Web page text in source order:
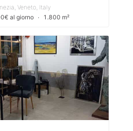
Veneto, Italy
al giorno
∙ 1.800 m²